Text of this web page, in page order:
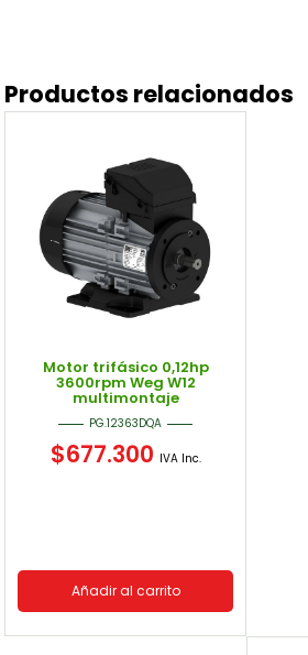
Productos relacionados
Motor trifásico 0,12hp
3600rpm Weg W12
multimontaje
PG.12363DQA
$677.300 IVA Inc.
Añadir al carrito